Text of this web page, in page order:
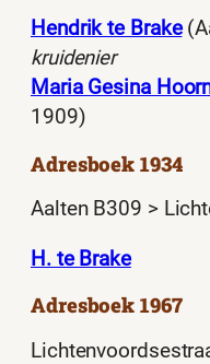
Hendrik te Brake
kruidenier
Maria Gesina
1909)
Adresboek 1934
Aalten B309 >
H. te Brake
Adresboek 1967